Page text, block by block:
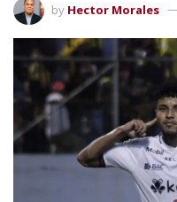
by Hector Morales